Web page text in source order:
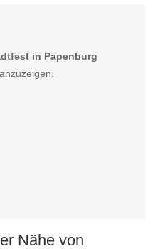
in Papenburg
Nähe von